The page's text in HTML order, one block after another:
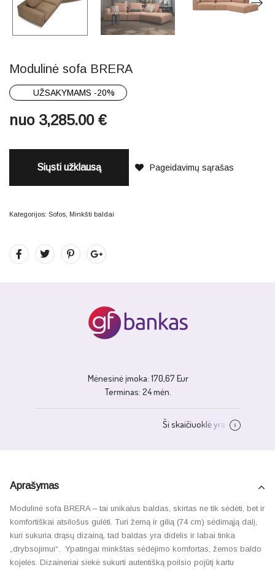
Modulinė sofa BRERA
UŽSAKYMAMS -20%
nuo 3,285.00 €
Siųsti užklausą Pageidavimų sąrašas
Kategorijos: Sofos Minkšti baldai
Aprašymas
Modulinė sofa BRERA – tai unikalus baldas, skirtas ne tik sėdėti, bet ir
komfortiškai atsilošus gulėti. Turi žemą ir gilią (74 cm) sėdimąją dalį,
kuri sukuria drąsų dizainą, tad baldas yra didelis ir labai tinka
„drybsojimui“. Ypatingai minkštas sėdėjimo komfortas, žemos baldo
kojelės. Dizaineriai siekė sukurti autentišką poilsio pojūtį kartu